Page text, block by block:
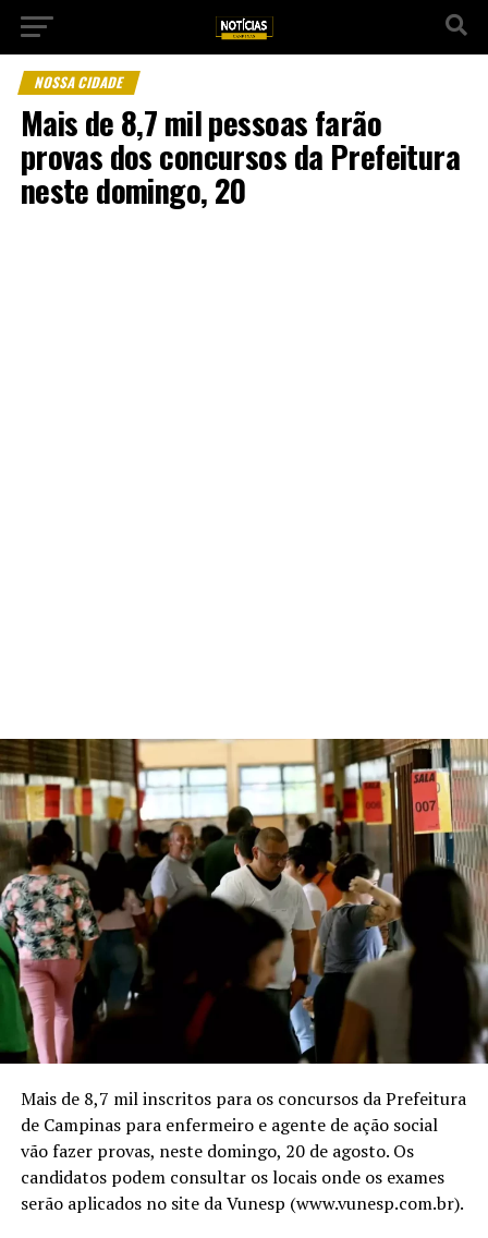
NOSSA CIDADE
Mais de 8,7 mil pessoas farão
provas dos concursos da Prefeitura
neste domingo, 20
Mais de 8,7 mil inscritos para os concursos da Prefeitura
de Campinas para enfermeiro e agente de ação social
vão fazer provas, neste domingo, 20 de agosto. Os
candidatos podem consultar os locais onde os exames
serão aplicados no site da Vunesp (www.vunesp.com.br).